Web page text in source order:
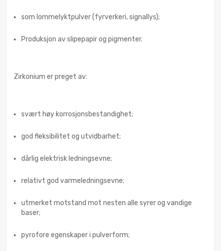
som lommelyktpulver (fyrverkeri, signallys);
Produksjon av slipepapir og pigmenter.
Zirkonium er preget av:
svært høy korrosjonsbestandighet;
god fleksibilitet og utvidbarhet;
dårlig elektrisk ledningsevne;
relativt god varmeledningsevne;
utmerket motstand mot nesten alle syrer og vandige
baser;
pyrofore egenskaper i pulverform;